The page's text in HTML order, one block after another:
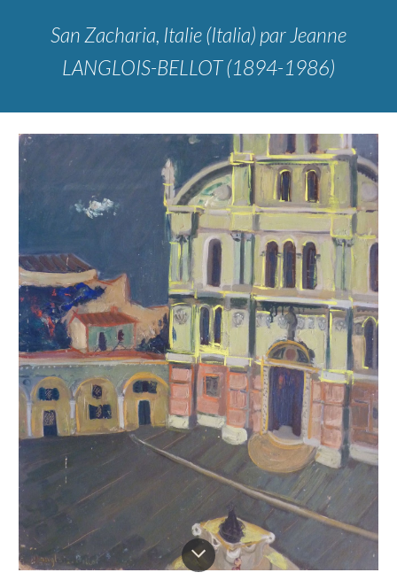
San Zacharia, Italie (Italia) par Jeanne
LANGLOIS-BELLOT (1894-1986)